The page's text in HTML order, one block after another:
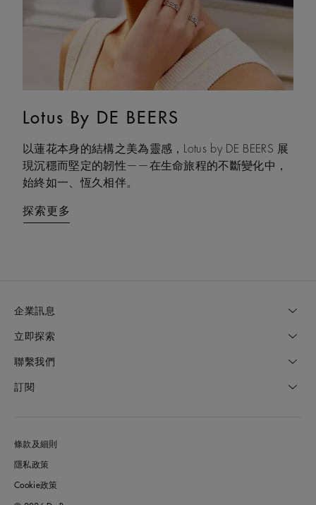
Lotus By DE BEERS
以蓮花本身的結構之美為靈感，Lotus by DE BEERS 展
現沉穩而堅定的韌性——在生命旅程的不斷變化中，
始終如一、恆久相伴。
探索更多
Talisman
Talisman 系列巧妙融合鑽石原石與拋光鑽石的獨特感
官互動，體現了大地令人著迷的力量，成為代表守護
和雙重能量的現代象徵。
探索更多
企業訊息
立即探索
聯繫我們
訂閱
條款及細則
隱私政策
Cookie政策